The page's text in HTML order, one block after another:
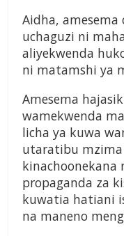
Aidha,
uchaguzi ni
aliyekwenda
ni matamshi ya
Amesema
wamekwenda
licha ya kuwa
utaratibu
kinachoonekana
propaganda za
kuwatia hatiani
na maneno